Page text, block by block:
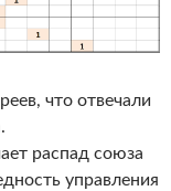
что отвечали
распад союза
управления